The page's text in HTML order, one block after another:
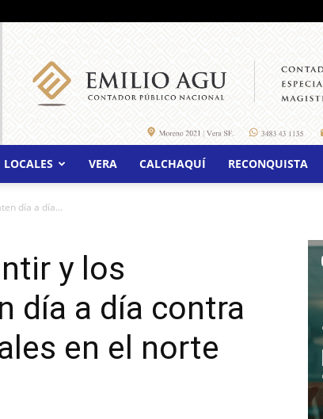
LOCALES VERA CALCHAQUÍ RECONQUISTA
día a día...
y los
día a día contra
en el norte